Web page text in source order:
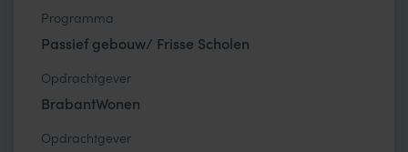
Programma
Passief gebouw/ Frisse Scholen
Opdrachtgever
BrabantWonen
Opdrachtgever